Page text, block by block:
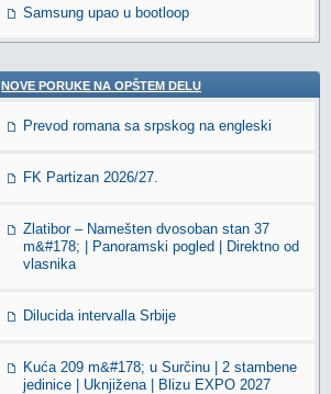
Samsung upao u bootloop
NOVE PORUKE NA OPŠTEM DELU
Prevod romana sa srpskog na engleski
FK Partizan 2026/27.
Zlatibor – Namešten dvosoban stan 37
m&#178; | Panoramski pogled | Direktno od
vlasnika
Dilucida intervalla Srbije
Kuća 209 m&#178; u Surčinu | 2 stambene
jedinice | Uknjižena | Blizu EXPO 2027